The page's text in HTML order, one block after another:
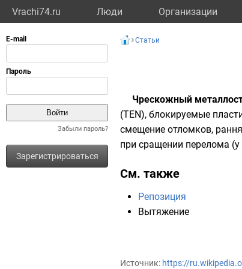
Vrachi74.ru Люди Организации
Забыли пароль?
Зарегистрироваться
Статьи
Чрескожный
(TEN), блокируемые
смещение отломков,
при сращении перелома
См. также
Репозиция
Вытяжение
Источник: https://